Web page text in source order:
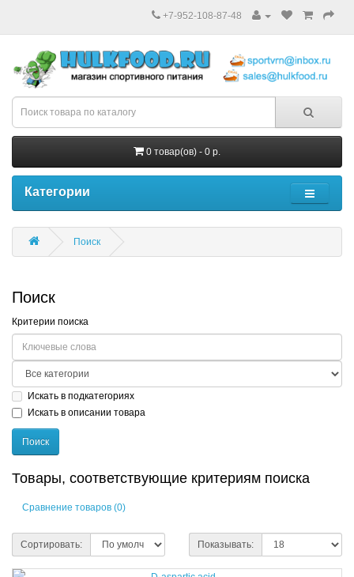
+7-952-108-87-48
0 товар(ов) - 0 р.
Категории
Поиск
Поиск
Критерии поиска
Искать в подкатегориях
Искать в описании товара
Товары, соответствующие критериям поиска
Сравнение товаров (0)
Сортировать: Показывать: